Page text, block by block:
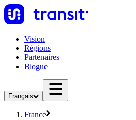
Vision
Régions
Partenaires
Blogue
Français
France